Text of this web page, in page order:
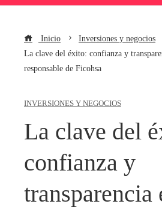
Inicio
Inversiones y negocios
La clave del éxito: confianza y
responsable de Ficohsa
INVERSIONES Y NEGOCIOS
La clave del
confianza y
transparencia